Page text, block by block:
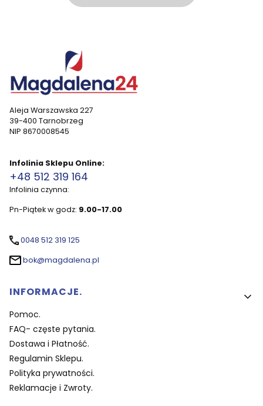
Aleja Warszawska 227
39-400 Tarnobrzeg
NIP 8670008545
Infolinia Sklepu Online:
+48 512 319 164
Infolinia czynna:
Pn-Piątek w godz: 9.00-17.00
0048 512 319 125
bok@magdalena.pl
Linki w stopce
INFORMACJE.
Pomoc.
FAQ- częste pytania.
Dostawa i Płatność.
Regulamin Sklepu.
Polityka prywatności.
Reklamacje i Zwroty.